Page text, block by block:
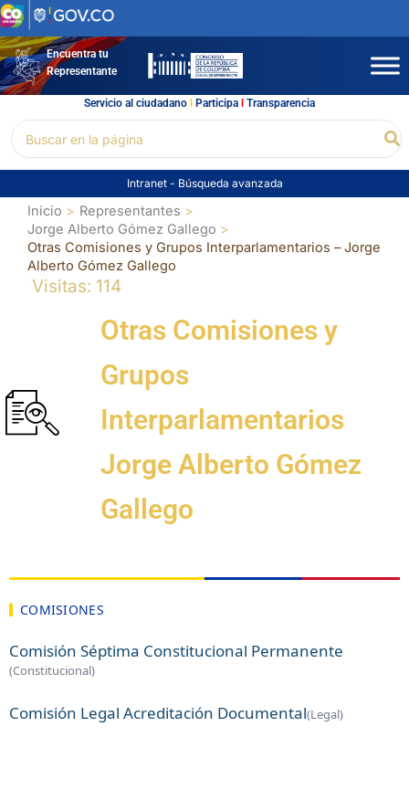
Ir
al
contenidoEncuentra tu
Representante
Servicio al ciudadano l Participal Transparencia
por:
Intranet - Búsqueda avanzada
Inicio
Representantes
Jorge Alberto Gómez Gallego
Otras Comisiones y Grupos Interparlamentarios – Jorge
Alberto Gómez Gallego
Visitas: 114
Otras Comisiones y
Grupos
Interparlamentarios
Jorge Alberto Gómez
Gallego
COMISIONES
Comisión Séptima Constitucional Permanente
(Constitucional)
Comisión Legal Acreditación Documental(Legal)